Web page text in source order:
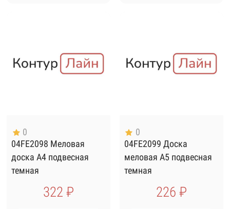
0
04FE2098 Меловая
доска А4 подвесная
темная
322 ₽
0
04FE2099 Доска
меловая А5 подвесная
темная
226 ₽